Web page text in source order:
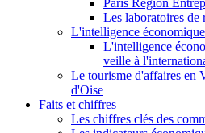
Paris Region
Les laboratoires de
L'intelligence économique
L'intelligence
veille à
Le tourisme d'affaires en
d'Oise
Faits et chiffres
Les chiffres clés des